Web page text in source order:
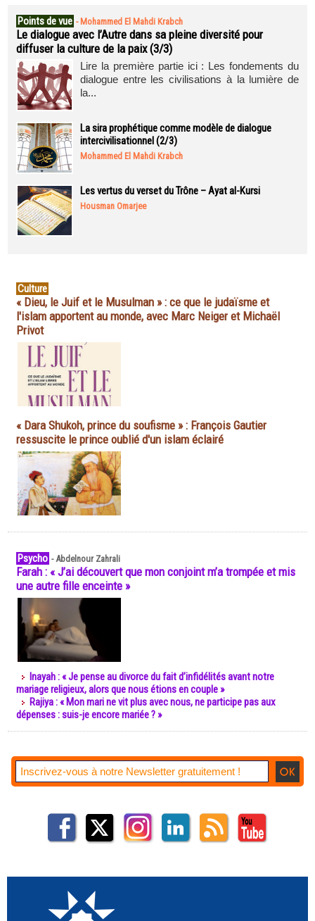
Points de vue - Mohammed El Mahdi Krabch
Le dialogue avec l’Autre dans sa pleine diversité pour
diffuser la culture de la paix (3/3)
Lire la première partie ici : Les fondements du
dialogue entre les civilisations à la lumière de
la...
La sira prophétique comme modèle de dialogue
intercivilisationnel (2/3)
Mohammed El Mahdi Krabch
Les vertus du verset du Trône – Ayat al-Kursi
Housman Omarjee
Culture
« Dieu, le Juif et le Musulman » : ce que le judaïsme et
l'islam apportent au monde, avec Marc Neiger et Michaël
Privot
« Dara Shukoh, prince du soufisme » : François Gautier
ressuscite le prince oublié d'un islam éclairé
Psycho -Abdelnour Zahrali
Farah : « J’ai découvert que mon conjoint m’a trompée et mis
une autre fille enceinte »
Inayah : « Je pense au divorce du fait d’infidélités avant notre
mariage religieux, alors que nous étions en couple »
Rajiya : « Mon mari ne vit plus avec nous, ne participe pas aux
dépenses : suis-je encore mariée ? »